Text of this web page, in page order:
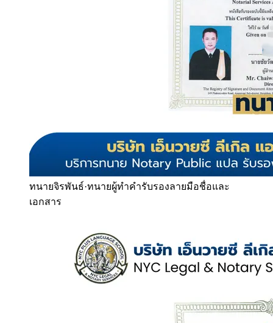
ทนายจิรพันธ์·ทนายผู้ทำคำรับรองลายมือชื่อและ
เอกสาร